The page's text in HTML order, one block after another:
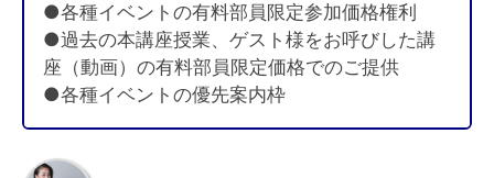
●各種イベントの有料部員限定参加価格権利
●過去の本講座授業、ゲスト様をお呼びした講
座（動画）の有料部員限定価格でのご提供
●各種イベントの優先案内枠